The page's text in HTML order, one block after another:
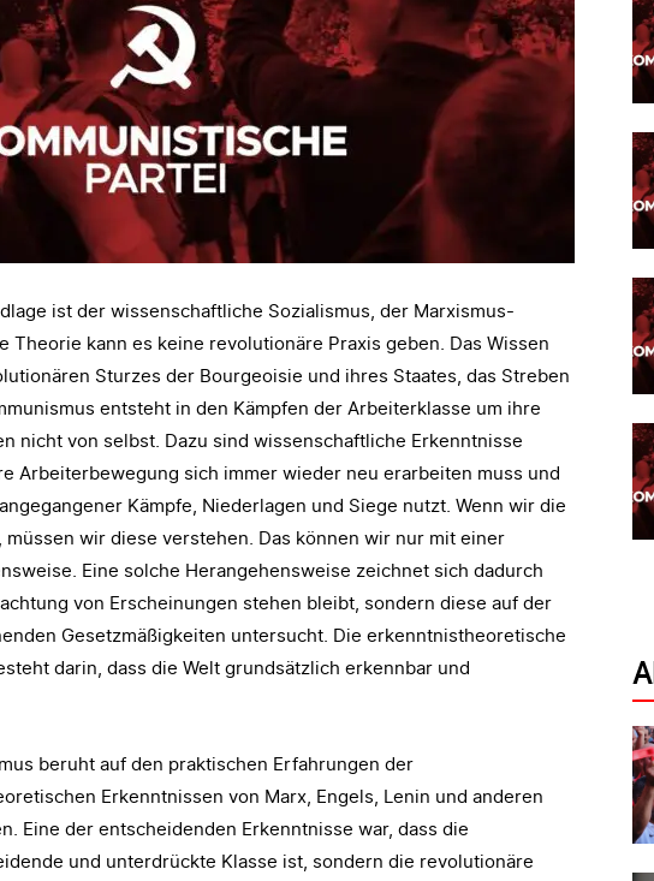
ist der wissenschaftliche Sozialismus, der Marxismus-
Theorie kann es keine revolutionäre Praxis geben. Das Wissen
Sturzes der Bourgeoisie und ihres Staates, das Streben
entsteht in den Kämpfen der Arbeiterklasse um ihre
nicht von selbst. Dazu sind wissenschaftliche Erkenntnisse
Arbeiterbewegung sich immer wieder neu erarbeiten muss und
Kämpfe, Niederlagen und Siege nutzt. Wenn wir die
wir diese verstehen. Das können wir nur mit einer
Eine solche Herangehensweise zeichnet sich dadurch
von Erscheinungen stehen bleibt, sondern diese auf der
Gesetzmäßigkeiten untersucht. Die erkenntnistheoretische
darin, dass die Welt grundsätzlich erkennbar und
beruht auf den praktischen Erfahrungen der
Erkenntnissen von Marx, Engels, Lenin und anderen
Eine der entscheidenden Erkenntnisse war, dass die
und unterdrückte Klasse ist, sondern die revolutionäre